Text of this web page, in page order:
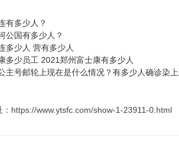
有多少人？
公国有多少人？
多少人 营有多少人
多少员工 2021郑州富士康有多少人
主号邮轮上现在是什么情况？有多少人确诊染
：https://www.ytsfc.com/show-1-23911-0.html